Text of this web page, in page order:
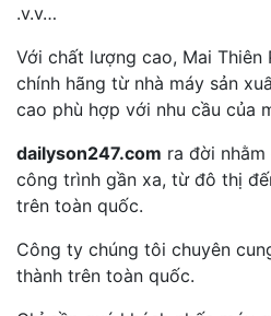
.v.v…
Với chất lượng cao, Mai Thiên
chính hãng từ nhà máy sản
cao phù hợp với nhu cầu của
dailyson247.com ra đời
công trình gần xa, từ đô thị
trên toàn quốc.
Công ty chúng tôi chuyên
thành trên toàn quốc.